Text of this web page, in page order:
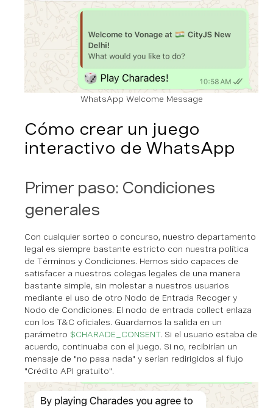
WhatsApp Welcome Message
Cómo crear un juego
interactivo de WhatsApp
Primer paso: Condiciones
generales
Con cualquier sorteo o concurso, nuestro departamento
legal es siempre bastante estricto con nuestra política
de Términos y Condiciones. Hemos sido capaces de
satisfacer a nuestros colegas legales de una manera
bastante simple, sin molestar a nuestros usuarios
mediante el uso de otro Nodo de Entrada Recoger y
Nodo de Condiciones. El nodo de entrada collect enlaza
con los T&C oficiales. Guardamos la salida en un
parámetro $CHARADE_CONSENT. Si el usuario estaba de
acuerdo, continuaba con el juego. Si no, recibirían un
mensaje de "no pasa nada" y serían redirigidos al flujo
"Crédito API gratuito".